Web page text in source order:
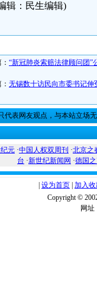
辑：民生编辑)
“新冠肺炎索赔法律顾问团”
无锡数十访民向市委书记伸
代表网友观点，与本站立场
元 ·中国人权双周刊 ·北京之
台 ·新世纪新闻网 ·德国
设为首页 加入
Copyright ©
网址